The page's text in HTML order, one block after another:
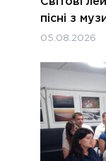
пісні з
05.08.2026